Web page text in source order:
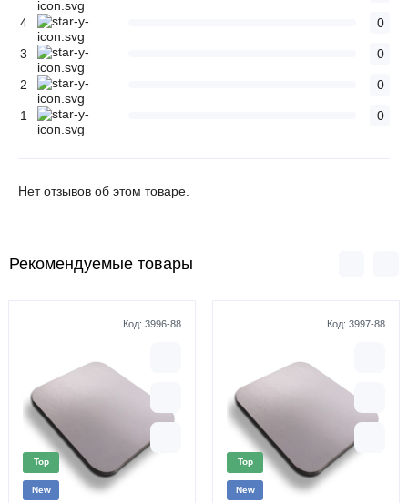
4 0
3 0
2 0
1 0
Нет отзывов об этом товаре.
Рекомендуемые товары
Код: 3996-88
Top
New
Код: 3997-88
Top
New